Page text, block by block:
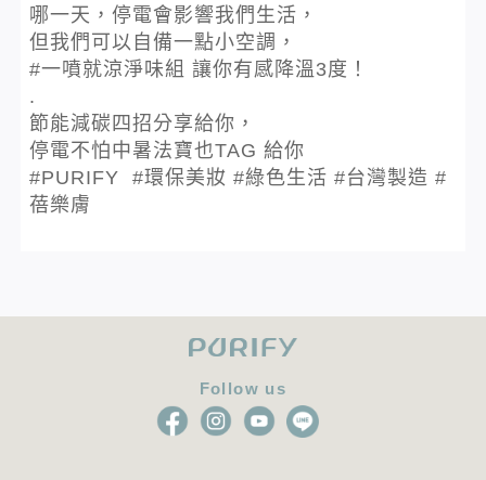
哪一天，停電會影響我們生活，
但我們可以自備一點小空調，
#一噴就涼淨味組 讓你有感降溫3度！
.
節能減碳四招分享給你，
停電不怕中暑法寶也TAG 給你
#PURIFY #環保美妝 #綠色生活 #台灣製造 #
蓓樂膚
Follow us